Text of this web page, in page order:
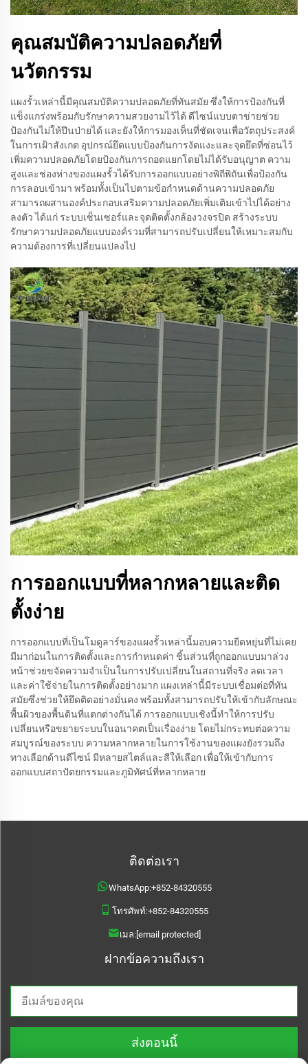
คุณสมบัติความปลอดภัยที่
นวัตกรรม
แผงรั้วเหล่านี้มีคุณสมบัติความปลอดภัยที่ทันสมัย ซึ่งให้การป้องกันที่
แข็งแกร่งพร้อมกับรักษาความสวยงามไว้ได้ ดีไซน์แบบตาข่ายช่วย
ป้องกันไม่ให้ปีนป่ายได้ และยังให้การมองเห็นที่ชัดเจนเพื่อวัตถุประสงค์
ในการเฝ้าสังเกต อุปกรณ์ยึดแบบป้องกันการงัดแงะและจุดยึดที่ซ่อนไว้
เพิ่มความปลอดภัยโดยป้องกันการถอดแยกโดยไม่ได้รับอนุญาต ความ
สูงและช่องห่างของแผงรั้วได้รับการออกแบบอย่างพิถีพิถันเพื่อป้องกัน
การลอบเข้ามา พร้อมทั้งเป็นไปตามข้อกำหนดด้านความปลอดภัย
สามารถผสานองค์ประกอบเสริมความปลอดภัยเพิ่มเติมเข้าไปได้อย่าง
ลงตัว ได้แก่ ระบบเซ็นเซอร์และจุดติดตั้งกล้องวงจรปิด สร้างระบบ
รักษาความปลอดภัยแบบองค์รวมที่สามารถปรับเปลี่ยนให้เหมาะสมกับ
ความต้องการที่เปลี่ยนแปลงไป
การออกแบบที่หลากหลายและติด
ตั้งง่าย
การออกแบบที่เป็นโมดูลาร์ของแผงรั้วเหล่านี้มอบความยืดหยุ่นที่ไม่เคย
มีมาก่อนในการติดตั้งและการกำหนดค่า ชิ้นส่วนที่ถูกออกแบบมาล่วง
หน้าช่วยขจัดความจำเป็นในการปรับเปลี่ยนในสถานที่จริง ลดเวลา
และค่าใช้จ่ายในการติดตั้งอย่างมาก แผงเหล่านี้มีระบบเชื่อมต่อที่ทัน
สมัยซึ่งช่วยให้ยึดติดอย่างมั่นคง พร้อมทั้งสามารถปรับให้เข้ากับลักษณะ
พื้นผิวของพื้นดินที่แตกต่างกันได้ การออกแบบเชิงนี้ทำให้การปรับ
เปลี่ยนหรือขยายระบบในอนาคตเป็นเรื่องง่าย โดยไม่กระทบต่อความ
สมบูรณ์ของระบบ ความหลากหลายในการใช้งานของแผงยังรวมถึง
ทางเลือกด้านดีไซน์ มีหลายสไตล์และสีให้เลือก เพื่อให้เข้ากับการ
ออกแบบสถาปัตยกรรมและภูมิทัศน์ที่หลากหลาย
ติดต่อเรา
WhatsApp:+852-84320555
โทรศัพท์:+852-84320555
เมล: [email protected]
ฝากข้อความถึงเรา
ส่งตอนนี้